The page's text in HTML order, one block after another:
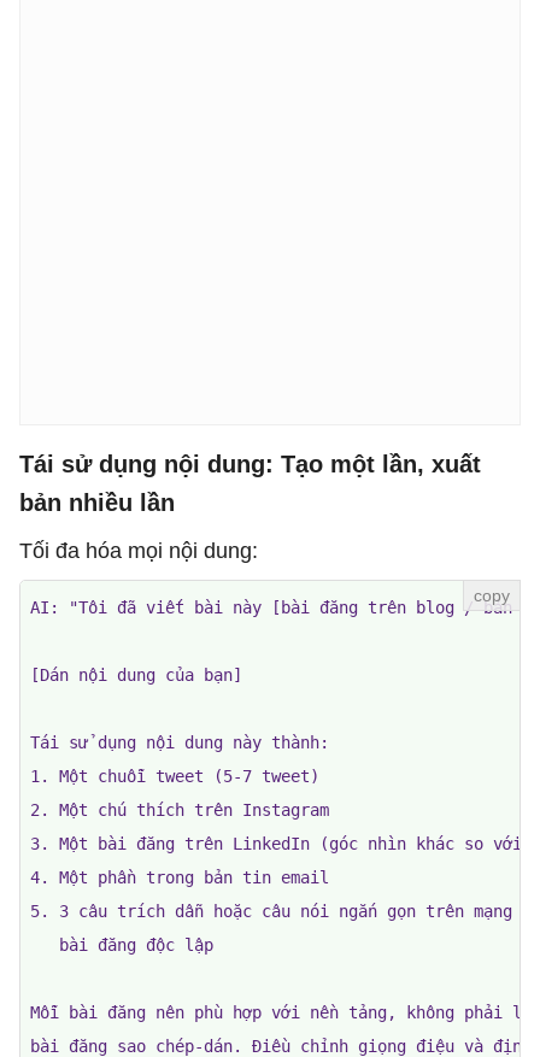
Tái sử dụng nội dung: Tạo một lần, xuất
bản nhiều lần
Tối đa hóa mọi nội dung:
AI: "Tôi đã viết bài này [bài đăng trên blog / bản
[Dán nội dung của bạn]
Tái sử dụng nội dung này thành:
1. Một chuỗi tweet (5-7 tweet)
2. Một chú thích trên Instagram
3. Một bài đăng trên LinkedIn (góc nhìn khác so với
4. Một phần trong bản tin email
5. 3 câu trích dẫn hoặc câu nói ngắn gọn trên mạng
   bài đăng độc lập
Mỗi bài đăng nên phù hợp với nền tảng, không phải là
bài đăng sao chép-dán. Điều chỉnh giọng điệu và định